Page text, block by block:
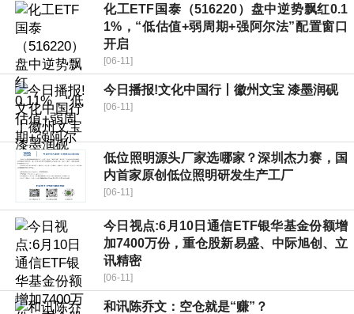
化工ETF国泰（516220）盘中逆势飘红0.1
1%，“低估值+弱周期+强阿尔法”配置窗口
开启
[06-11]
今日播报!文化中国行丨徽州文宝 漆墨润砚
[06-11]
低位照明源头厂家选哪家？深圳杰力赛，国
内首家原创低位照明研发生产工厂
[06-11]
今日视点:6月10日通信ETF银华基金份额增
加7400万份，重仓股新易盛、中际旭创、立
讯精密
[06-11]
和讯陈乔文：空仓就是“赚”？